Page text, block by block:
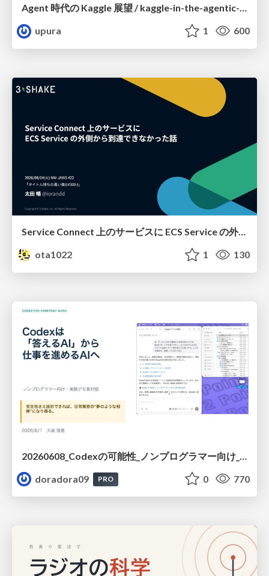
upura
1 600
Service Connect 上のサービスに ECS Service の外側から到達できなかった話
ota1022
1 130
doradora09
PRO 0 770